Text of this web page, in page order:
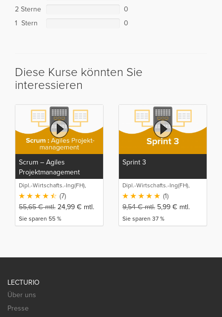
2 Sterne
0
1 Stern
0
Diese Kurse könnten Sie
interessieren
Scrum – Agiles
Projektmanagement
Dipl.-Wirtschafts.-Ing(FH),
M.Sc. Sebastian Schneider
(7)
55,65€mtl. 24,99 € mtl.
Sie sparen 55 %
Sprint 3
Dipl.-Wirtschafts.-Ing(FH),
M.Sc. Sebastian Schneider
(1)
9,54€mtl. 5,99 € mtl.
Sie sparen 37 %
LECTURIO
Über uns
Presse